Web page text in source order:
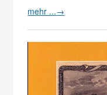
mehr ...→